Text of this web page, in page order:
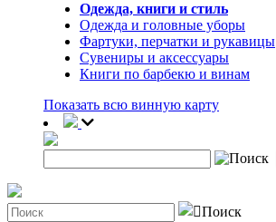
Одежда, книги и стиль
Одежда и головные уборы
Фартуки, перчатки и рукавицы
Сувениры и аксессуары
Книги по барбекю и винам
Показать всю винную карту